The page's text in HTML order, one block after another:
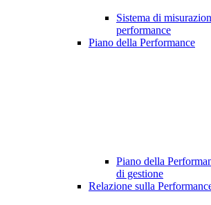
Sistema di
performance
Piano della Performance
Piano della
di gestione
Relazione sulla